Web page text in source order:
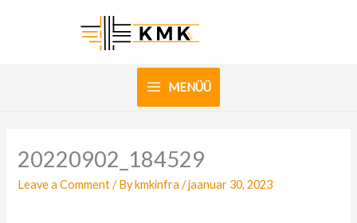
MENÜÜ
20220902_184529
Leave a Comment / Bykmkinfra/jaanuar 30, 2023